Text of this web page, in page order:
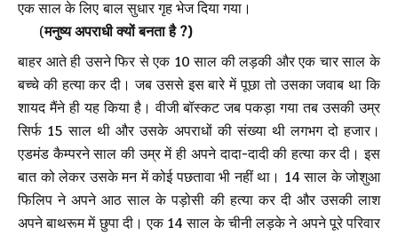
एक साल के लिए बाल सुधार गृह भेज दिया गया।
(मनुष्य अपराधी क्यों बनता है ?)
बाहर आते ही उसने फिर से एक 10 साल की लड़की और एक चार साल के
बच्चे की हत्या कर दी। जब उससे इस बारे में पूछा तो उसका जवाब था कि
शायद मैंने ही यह किया है। वीजी बॉस्कट जब पकड़ा गया तब उसकी उम्र
सिर्फ 15 साल थी और उसके अपराधों की संख्या थी लगभग दो हजार।
एडमंड कैम्परने साल की उम्र में ही अपने दादा-दादी की हत्या कर दी। इस
बात को लेकर उसके मन में कोई पछतावा भी नहीं था। 14 साल के जोशुआ
फिलिप ने अपने आठ साल के पड़ोसी की हत्या कर दी और उसकी लाश
अपने बाथरूम में छुपा दी। एक 14 साल के चीनी लड़के ने अपने पूरे परिवार